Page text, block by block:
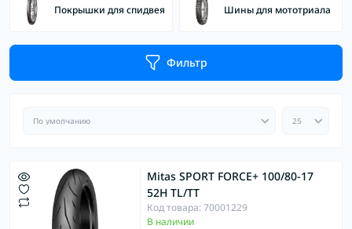
Покрышки для спидвея Шины для мототриала
Фильтр
Mitas SPORT FORCE+ 100/80-17
52H TL/TT
Код товара: 70001229
В наличии